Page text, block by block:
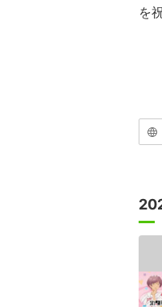
を
繰
本
た
「
を
ま
か